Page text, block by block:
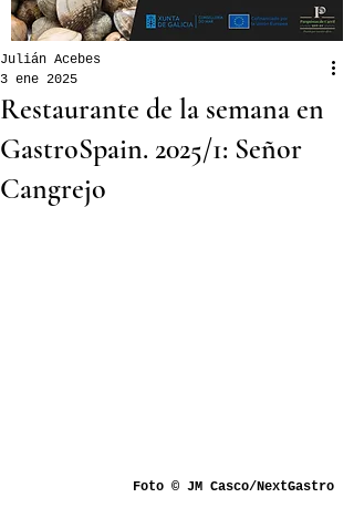
Restaurante de la semana en
GastroSpain. 2025/1: Señor
Cangrejo
Julián Acebes
3 ene 2025
Foto © JM Casco/NextGastro